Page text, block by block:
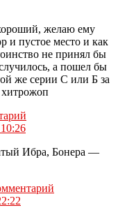
желаю ему
и пустое место и как
не принял бы
а пошел бы
же серии С или Б за
Ибра, Бонера —